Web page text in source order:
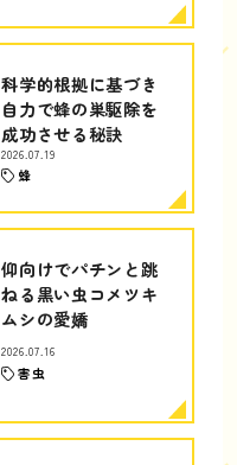
科学的根拠に基づき
自力で蜂の巣駆除を
成功させる秘訣
2026.07.19
蜂
仰向けでパチンと跳
ねる黒い虫コメツキ
ムシの愛嬌
2026.07.16
害虫